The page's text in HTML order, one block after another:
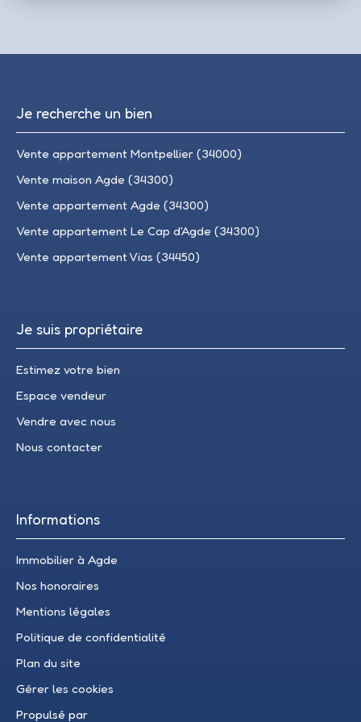
Je recherche un bien
Vente appartement Montpellier (34000)
Vente maison Agde (34300)
Vente appartement Agde (34300)
Vente appartement Le Cap d'Agde (34300)
Vente appartement Vias (34450)
Je suis propriétaire
Estimez votre bien
Espace vendeur
Vendre avec nous
Nous contacter
Informations
Immobilier à Agde
Nos honoraires
Mentions légales
Politique de confidentialité
Plan du site
Gérer les cookies
Propulsé par